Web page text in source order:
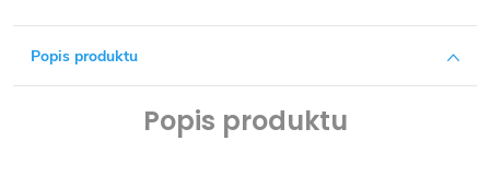
Popis produktu
Popis produktu